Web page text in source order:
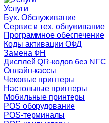
Услуги
Бух. Обслуживание
Сервис и тех. облуживание
Программное обеспечение
Коды активации ОФД
Замена ФН
Дисплей QR-кодов без NFC
Онлайн-кассы
Чековые принтеры
Настольные принтеры
Мобильные принтеры
POS оборудование
POS-терминалы